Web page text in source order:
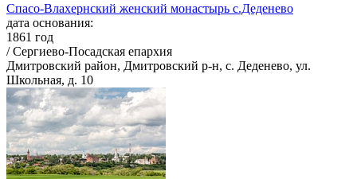
Спасо-Влахернский женский монастырь с.Деденево
дата основания:
1861 год
/ Сергиево-Посадская епархия
Дмитровский район, Дмитровский р-н, с. Деденево, ул.
Школьная, д. 10